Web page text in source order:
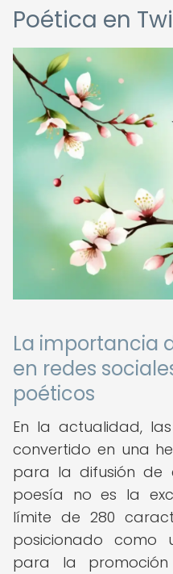
Poética en
La importancia
en redes
poéticos
En la actualidad,
convertido en una
para la difusión de
poesía no es la
límite de 280
posicionado como
para la